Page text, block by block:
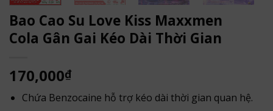
Bao Cao Su Love Kiss Maxxmen
Cola Gân Gai Kéo Dài Thời Gian
170,000₫
Chứa Benzocaine hỗ trợ kéo dài thời gian quan hệ.